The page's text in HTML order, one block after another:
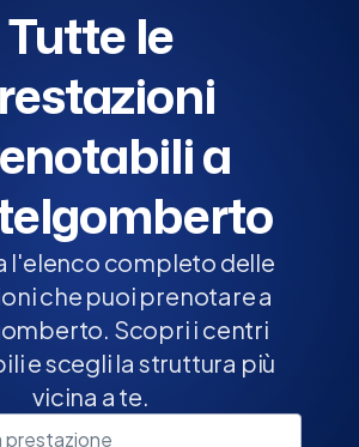
Tutte le
a
l'elenco completo delle
che puoi prenotare a
Scopri i centri
e scegli la struttura più
vicina a te.